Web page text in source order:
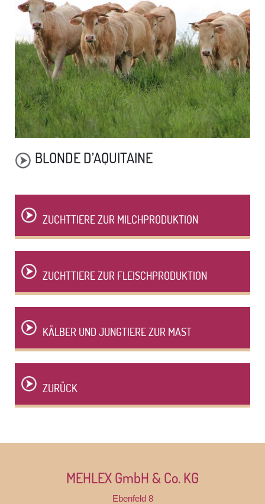
BLONDE D’AQUITAINE
ZUCHTTIERE ZUR MILCHPRODUKTION
ZUCHTTIERE ZUR FLEISCHPRODUKTION
KÄLBER UND JUNGTIERE ZUR MAST
ZURÜCK
MEHLEX GmbH & Co. KG
Ebenfeld 8